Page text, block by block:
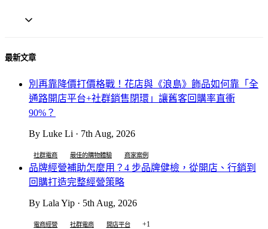
最新文章
別再靠降價打價格戰！花店與《浪島》飾品如何靠「全
通路開店平台+社群銷售閉環」讓舊客回購率直衝
90%？
By Luke Li · 7th Aug, 2026
社群電商 最佳的購物體驗 商家案例
品牌經營補助怎麼用？4 步品牌健檢，從開店、行銷到
回購打造完整經營策略
By Lala Yip · 5th Aug, 2026
電商經營 社群電商 開店平台 +1